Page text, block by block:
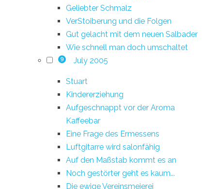
Geliebter Schmalz
VerStoiberung und die Folgen
Gut gelacht mit dem neuen Salbader
Wie schnell man doch umschaltet
9 July 2005
Stuart
Kindererziehung
Aufgeschnappt vor der Aroma
Kaffeebar
Eine Frage des Ermessens
Luftgitarre wird salonfähig
Auf den Maßstab kommt es an
Noch gestörter geht es kaum...
Die ewige Vereinsmeierei